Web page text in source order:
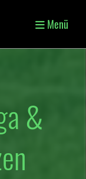
Menü
&